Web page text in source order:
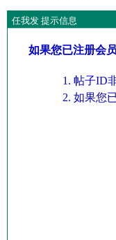
任我发 提示信息
如果您已注册会
帖子ID
如果您